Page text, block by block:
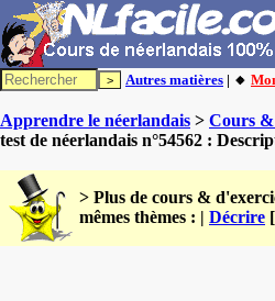
Autres matières | 🔸
Apprendre le néerlandais > Cours &
test de néerlandais n°54562 :
> Plus de cours &
mêmes thèmes : | Décrire [